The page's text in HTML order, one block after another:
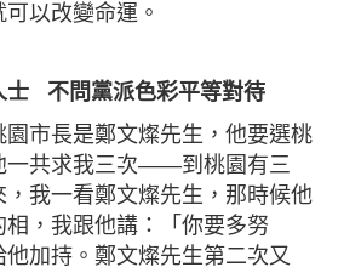
以改變命運。
士 不問黨派色彩平等對待
園市長是鄭文燦先生，他要選桃
一共求我三次――到桃園有三
，我一看鄭文燦先生，那時候他
相，我跟他講：「你要多努
加持。鄭文燦先生第二次又